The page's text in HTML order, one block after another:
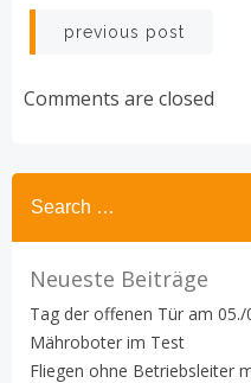
Post
navigation
previous post
Comments are closed
Search
for:
Neueste Beiträge
Tag der offenen Tür am
Mähroboter im Test
Fliegen ohne Betriebsleiter